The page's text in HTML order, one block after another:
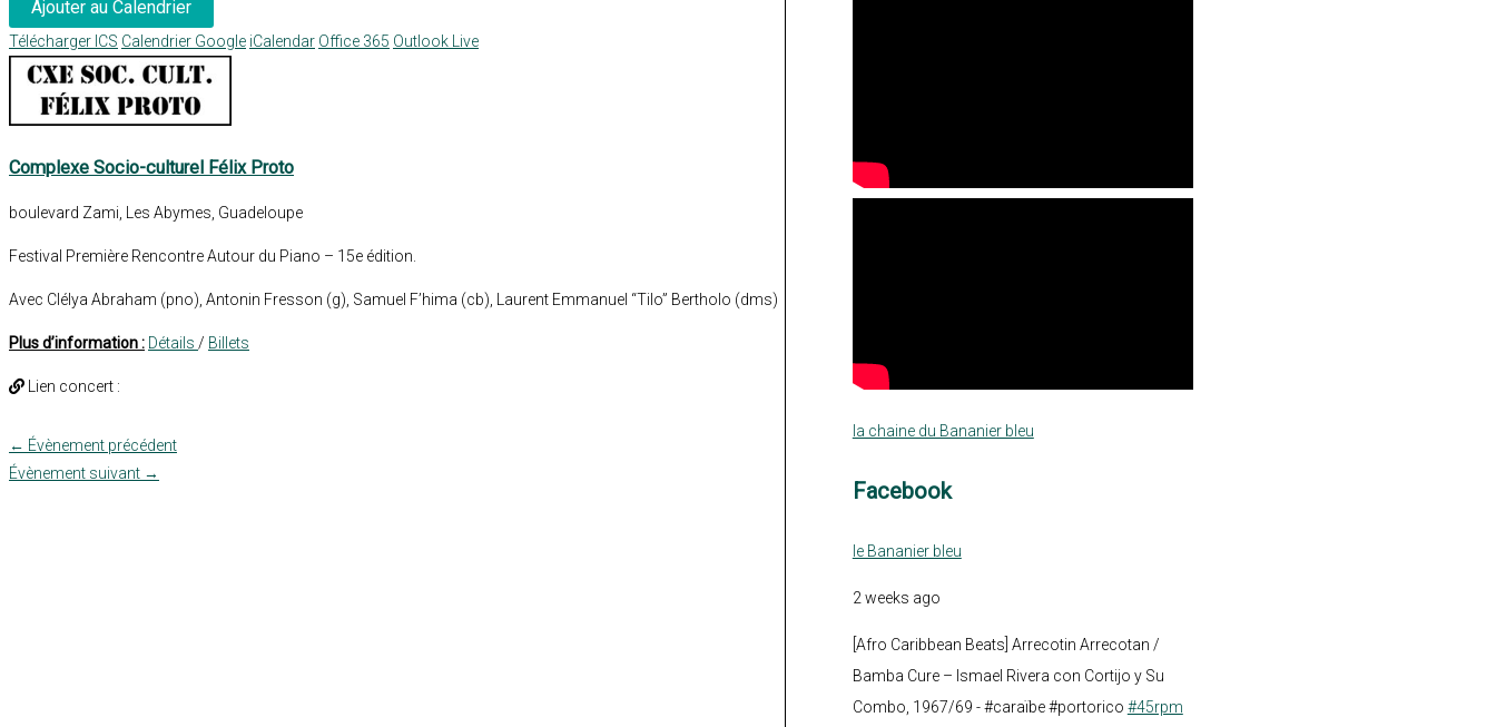
Ajouter au Calendrier
Télécharger ICS Calendrier Google iCalendar Office 365 Outlook Live
Complexe Socio-culturel Félix Proto
boulevard Zami, Les Abymes, Guadeloupe
Festival Première Rencontre Autour du Piano – 15e édition.
Avec Clélya Abraham (pno), Antonin Fresson (g), Samuel F’hima (cb), Laurent Emmanuel “Tilo” Bertholo (dms)
Plus d’information : Détails / Billets
Lien concert :
← Évènement précédent
Évènement suivant →
la chaine du Bananier bleu
Facebook
le Bananier bleu
2 weeks ago
[Afro Caribbean Beats] Arrecotin Arrecotan /
Bamba Cure – Ismael Rivera con Cortijo y Su
Combo, 1967/69 - #caraïbe #portorico #45rpm